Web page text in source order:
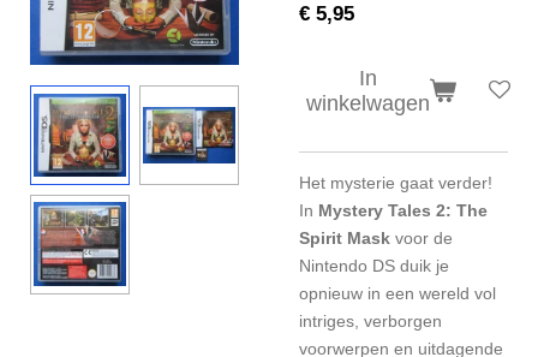
€ 5,95
In
winkelwagen
Het mysterie gaat verder!
In Mystery Tales 2: The
Spirit Mask voor de
Nintendo DS duik je
opnieuw in een wereld vol
intriges, verborgen
voorwerpen en uitdagende